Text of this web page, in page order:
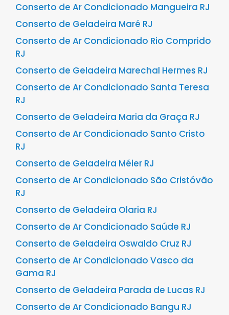
Conserto de Ar Condicionado Mangueira RJ
Conserto de Geladeira Maré RJ
Conserto de Ar Condicionado Rio Comprido
RJ
Conserto de Geladeira Marechal Hermes RJ
Conserto de Ar Condicionado Santa Teresa
RJ
Conserto de Geladeira Maria da Graça RJ
Conserto de Ar Condicionado Santo Cristo
RJ
Conserto de Geladeira Méier RJ
Conserto de Ar Condicionado São Cristóvão
RJ
Conserto de Geladeira Olaria RJ
Conserto de Ar Condicionado Saúde RJ
Conserto de Geladeira Oswaldo Cruz RJ
Conserto de Ar Condicionado Vasco da
Gama RJ
Conserto de Geladeira Parada de Lucas RJ
Conserto de Ar Condicionado Bangu RJ